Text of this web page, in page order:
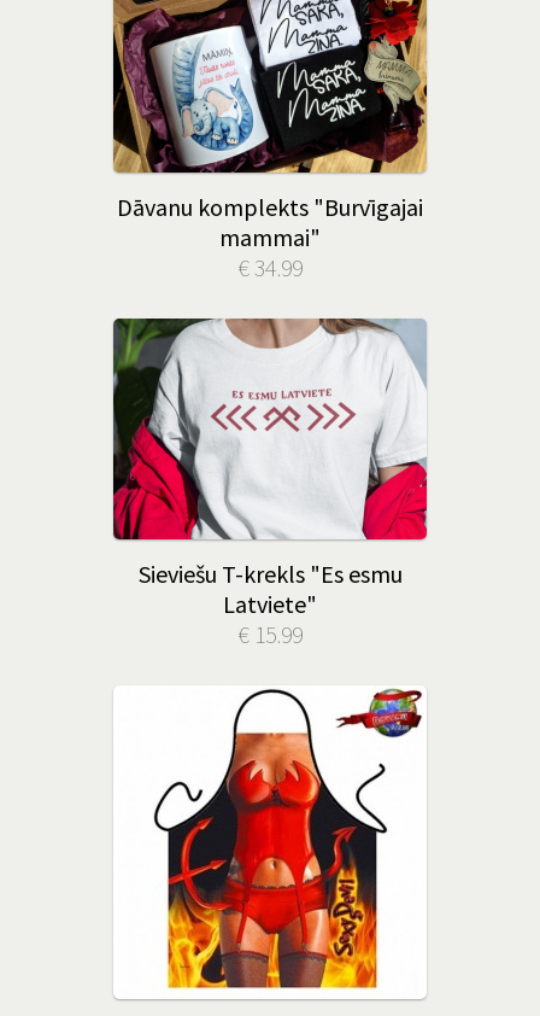
Dāvanu komplekts "Burvīgajai
mammai"
€ 34.99
Sieviešu T-krekls "Es esmu
Latviete"
€ 15.99